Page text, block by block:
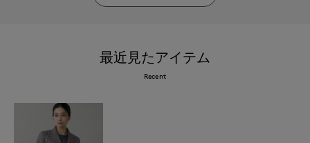
最近見たアイテム
Recent